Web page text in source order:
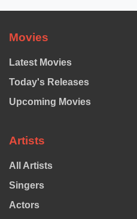
Movies
Latest Movies
Today's Releases
Upcoming Movies
Artists
All Artists
Singers
Actors